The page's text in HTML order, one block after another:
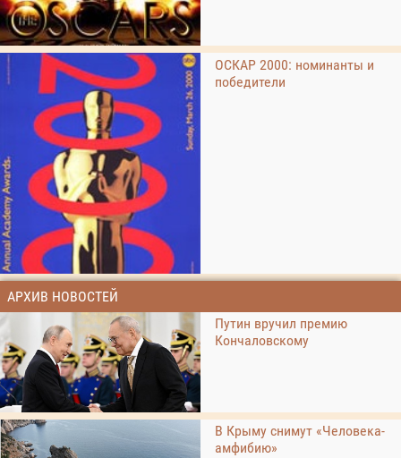
ОСКАР 2000: номинанты и
победители
АРХИВ НОВОСТЕЙ
Путин вручил премию
Кончаловскому
В Крыму снимут «Человека-
амфибию»